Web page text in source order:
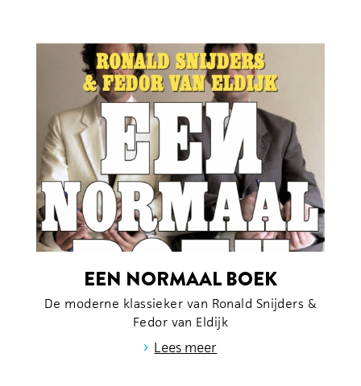
EEN NORMAAL BOEK
De moderne klassieker van Ronald Snijders &
Fedor van Eldijk
› Lees meer